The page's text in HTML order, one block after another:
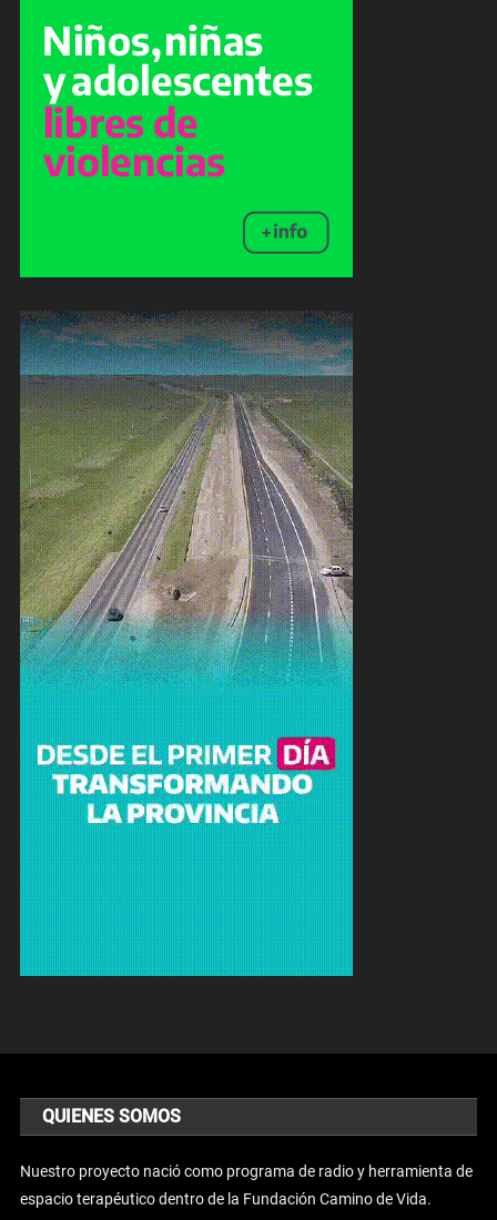
QUIENES SOMOS
Nuestro proyecto nació como programa de radio y herramienta de
espacio terapéutico dentro de la Fundación Camino de Vida.